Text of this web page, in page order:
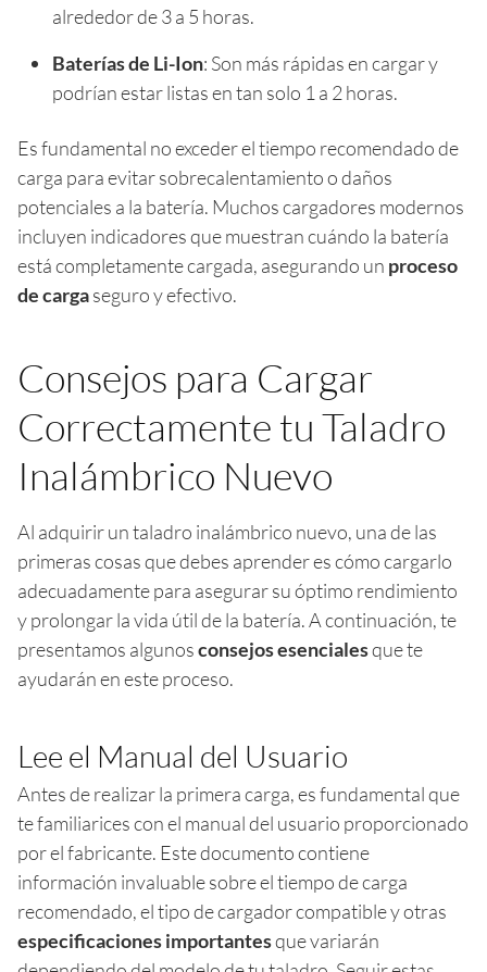
alrededor de 3 a 5 horas.
Baterías de Li-Ion: Son más rápidas en cargar y
podrían estar listas en tan solo 1 a 2 horas.
Es fundamental no exceder el tiempo recomendado de
carga para evitar sobrecalentamiento o daños
potenciales a la batería. Muchos cargadores modernos
incluyen indicadores que muestran cuándo la batería
está completamente cargada, asegurando un proceso
de cargaseguro y efectivo.
Consejos para Cargar
Correctamente tu Taladro
Inalámbrico Nuevo
Al adquirir un taladro inalámbrico nuevo, una de las
primeras cosas que debes aprender es cómo cargarlo
adecuadamente para asegurar su óptimo rendimiento
y prolongar la vida útil de la batería. A continuación, te
presentamos algunosconsejos esencialesque te
ayudarán en este proceso.
Lee el Manual del Usuario
Antes de realizar la primera carga, es fundamental que
te familiarices con el manual del usuario proporcionado
por el fabricante. Este documento contiene
información invaluable sobre el tiempo de carga
recomendado, el tipo de cargador compatible y otras
especificaciones importantesque variarán